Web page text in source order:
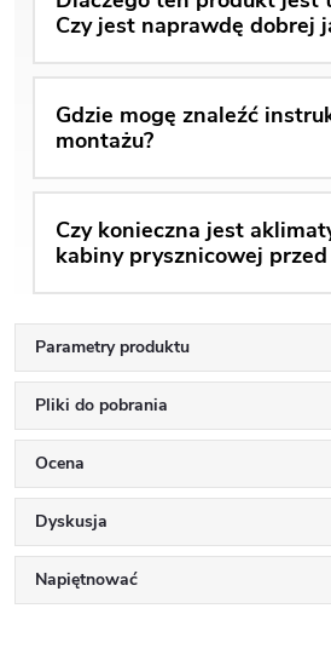
Czy jest naprawdę dobrej
Gdzie mogę znaleźć
montażu?
Czy konieczna jest
kabiny prysznicowej
Parametry produktu
Pliki do pobrania
Ocena
Dyskusja
Napiętnować